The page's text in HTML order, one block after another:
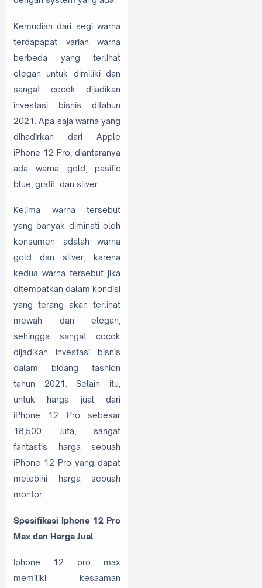
Kemudian dari segi warna
terdapapat varian warna
berbeda yang terlihat
elegan untuk dimiliki dan
sangat cocok dijadikan
investasi bisnis ditahun
2021. Apa saja warna yang
dihadirkan dari Apple
iPhone 12 Pro, diantaranya
ada warna gold, pasific
blue, grafit, dan silver.
Kelima warna tersebut
yang banyak diminati oleh
konsumen adalah warna
gold dan silver, karena
kedua warna tersebut jika
ditempatkan dalam kondisi
yang terang akan terlihat
mewah dan elegan,
sehingga sangat cocok
dijadikan investasi bisnis
dalam bidang fashion
tahun 2021. Selain itu,
untuk harga jual dari
iPhone 12 Pro sebesar
18,500 Juta, sangat
fantastis harga sebuah
iPhone 12 Pro yang dapat
melebihi harga sebuah
montor.
Spesifikasi Iphone 12 Pro
Max dan Harga Jual
Iphone 12 pro max
memiliki kesaaman